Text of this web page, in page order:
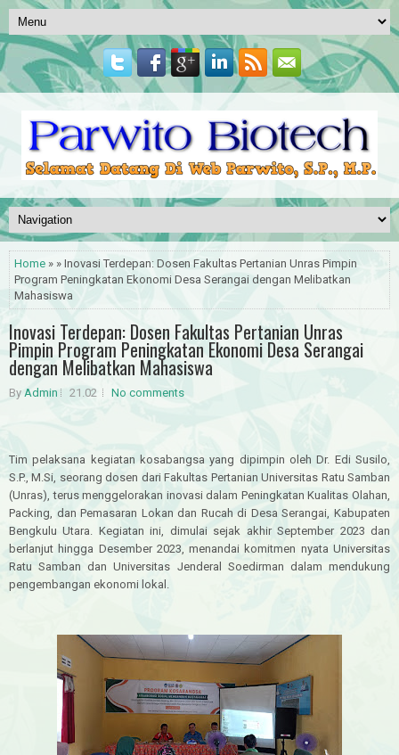
Home » » Inovasi Terdepan: Dosen Fakultas Pertanian Unras Pimpin
Program Peningkatan Ekonomi Desa Serangai dengan Melibatkan
Mahasiswa
Inovasi Terdepan: Dosen Fakultas Pertanian Unras
Pimpin Program Peningkatan Ekonomi Desa Serangai
dengan Melibatkan Mahasiswa
By Admin 21.02 No comments
Tim pelaksana kegiatan kosabangsa yang dipimpin oleh Dr. Edi Susilo,
S.P., M.Si, seorang dosen dari Fakultas Pertanian Universitas Ratu Samban
(Unras), terus menggelorakan inovasi dalam Peningkatan Kualitas Olahan,
Packing, dan Pemasaran Lokan dan Rucah di Desa Serangai, Kabupaten
Bengkulu Utara. Kegiatan ini, dimulai sejak akhir September 2023 dan
berlanjut hingga Desember 2023, menandai komitmen nyata Universitas
Ratu Samban dan Universitas Jenderal Soedirman dalam mendukung
pengembangan ekonomi lokal.